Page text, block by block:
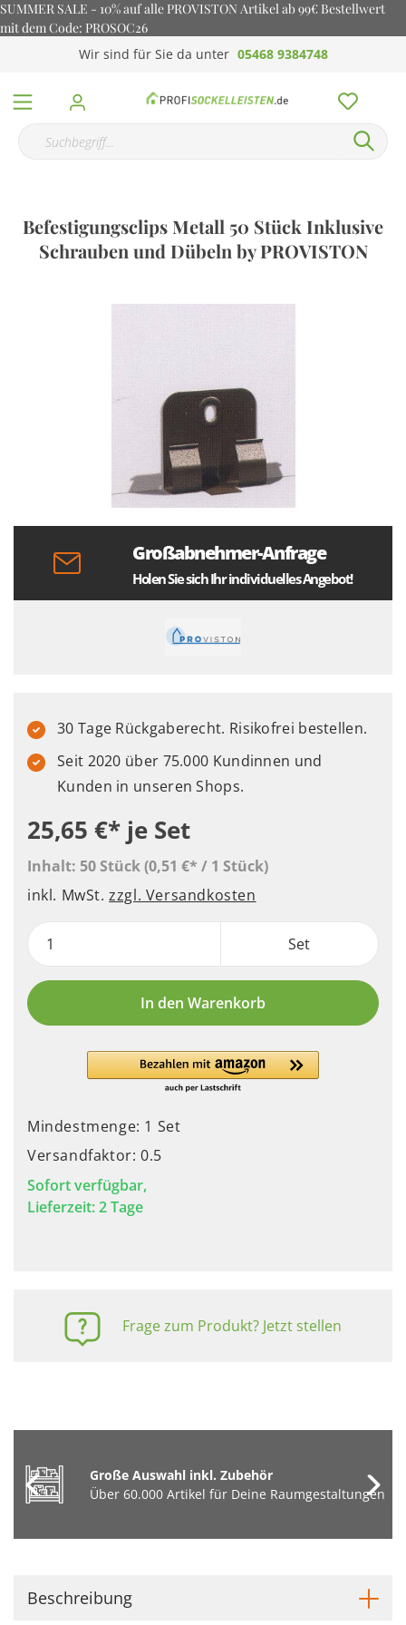
SUMMER SALE - 10% auf alle PROVISTON Artikel ab 99€ Bestellwert
mit dem Code: PROSOC26
Wir sind für Sie da unter 05468 9384748
Befestigungsclips Metall 50 Stück Inklusive
Schrauben und Dübeln by PROVISTON
Großabnehmer-Anfrage
Holen Sie sich Ihr individuelles Angebot!
30 Tage Rückgaberecht. Risikofrei bestellen.
Seit 2020 über 75.000 Kundinnen und
Kunden in unseren Shops.
25,65 €* je Set
Inhalt: 50 Stück(0,51 €* / 1 Stück)
inkl. MwSt.zzgl. Versandkosten
Set
In den Warenkorb
Mindestmenge: 1 Set
Versandfaktor: 0.5
Sofort verfügbar,
Lieferzeit: 2 Tage
Frage zum Produkt? Jetzt stellen
Große Auswahl inkl. Zubehör
Über 60.000 Artikel für Deine Raumgestaltungen
Beschreibung